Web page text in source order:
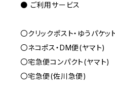
● ご利用サービス
〇クリックポスト・ゆうパケ
〇ネコポス・DM便(ヤマト)
〇宅急便コンパクト(ヤマト)
〇宅急便(佐川急便)